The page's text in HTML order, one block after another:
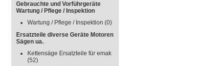
Gebrauchte und Vorführgeräte
Wartung / Pflege / Inspektion
Wartung / Pflege / Inspektion (0)
Ersatzteile diverse Geräte Motoren
Sägen ua.
Kettensäge Ersatzteile für emak
(52)